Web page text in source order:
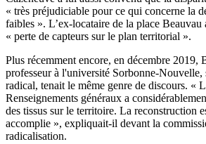
« très préjudiciable pour ce qui concerne la
faibles ». L’ex-locataire de la place Beauvau
« perte de capteurs sur le plan territorial ».
Plus récemment encore, en décembre 2019,
professeur à l'université Sorbonne-Nouvelle,
radical, tenait le même genre de discours. «
Renseignements généraux a
des tissus sur le territoire. La reconstruction
accomplie », expliquait-il devant la
radicalisation.